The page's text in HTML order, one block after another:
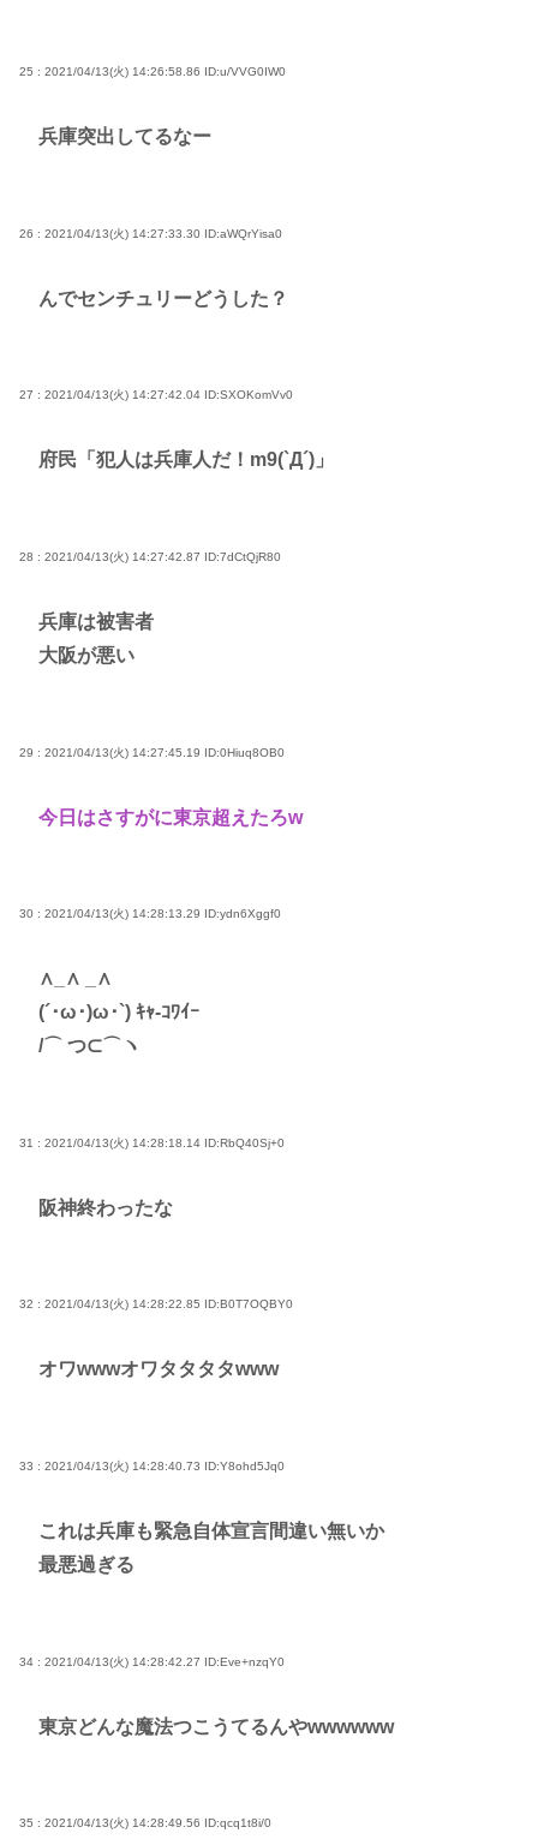
25 : 2021/04/13(火) 14:26:58.86 ID:u/VVG0IW0
兵庫突出してるなー
26 : 2021/04/13(火) 14:27:33.30 ID:aWQrYisa0
んでセンチュリーどうした？
27 : 2021/04/13(火) 14:27:42.04 ID:SXOKomVv0
府民「犯人は兵庫人だ！m9(`Д´)」
28 : 2021/04/13(火) 14:27:42.87 ID:7dCtQjR80
兵庫は被害者
大阪が悪い
29 : 2021/04/13(火) 14:27:45.19 ID:0Hiuq8OB0
今日はさすがに東京超えたろw
30 : 2021/04/13(火) 14:28:13.29 ID:ydn6Xggf0
∧_∧ _∧
(´･ω･)ω･`) ｷｬ-ｺﾜｲｰ
/⌒ つ⊂⌒ヽ
31 : 2021/04/13(火) 14:28:18.14 ID:RbQ40Sj+0
阪神終わったな
32 : 2021/04/13(火) 14:28:22.85 ID:B0T7OQBY0
オワwwwオワタタタタwww
33 : 2021/04/13(火) 14:28:40.73 ID:Y8ohd5Jq0
これは兵庫も緊急自体宣言間違い無いか
最悪過ぎる
34 : 2021/04/13(火) 14:28:42.27 ID:Eve+nzqY0
東京どんな魔法つこうてるんやwwwwww
35 : 2021/04/13(火) 14:28:49.56 ID:qcq1t8i/0